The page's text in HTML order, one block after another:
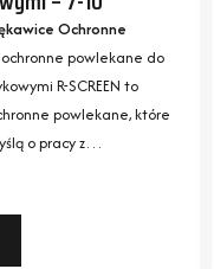
Ochronne
ochronne powlekane do
R-SCREEN to
powlekane, które
o pracy z…